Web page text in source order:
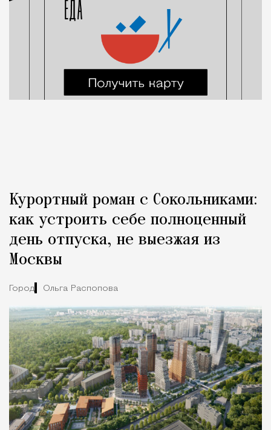
Курортный роман с Сокольниками:
как устроить себе полноценный
день отпуска, не выезжая из
Москвы
Город Ольга Распопова